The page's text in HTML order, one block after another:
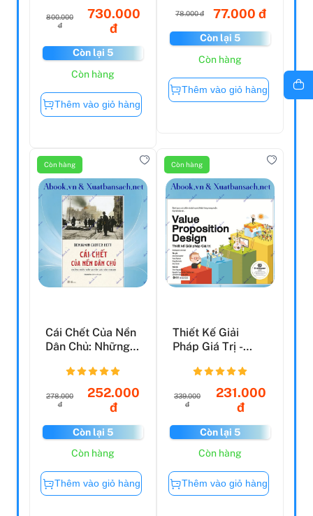
800.000
đ
730.000
đ
Còn lại 5
Còn hàng
Thêm vào giỏ hàng
78.000 đ 77.000 đ
Còn lại 5
Còn hàng
Thêm vào giỏ hàng
Còn hàng
Cái Chết Của Nền
Dân Chủ: Những
Lự...
278.000
đ
252.000
đ
Còn lại 5
Còn hàng
Thêm vào giỏ hàng
Còn hàng
Thiết Kế Giải
Pháp Giá Trị -
Des...
339.000
đ
231.000
đ
Còn lại 5
Còn hàng
Thêm vào giỏ hàng